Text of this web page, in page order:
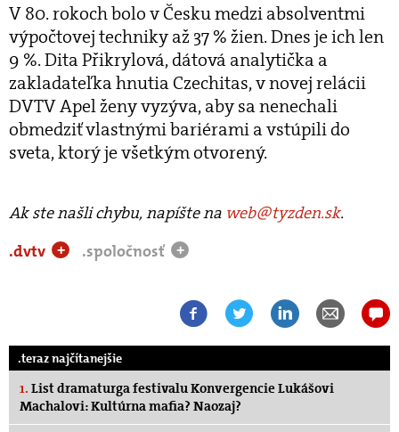
V 80. rokoch bolo v Česku medzi absolventmi
výpočtovej techniky až 37 % žien. Dnes je ich len
9 %. Dita Přikrylová, dátová analytička a
zakladateľka hnutia Czechitas, v novej relácii
DVTV Apel ženy vyzýva, aby sa nenechali
obmedziť vlastnými bariérami a vstúpili do
sveta, ktorý je všetkým otvorený.
Ak ste našli chybu, napíšte na web@tyzden.sk.
.dvtv
+ .spoločnosť +
.teraz najčítanejšie
1. List dramaturga festivalu Konvergencie Lukášovi
Machalovi: Kultúrna mafia? Naozaj?